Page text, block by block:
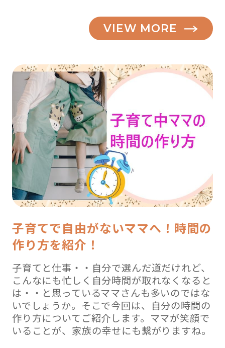
VIEW MORE
子育てで自由がないママへ！時間の
作り方を紹介！
子育てと仕事・・自分で選んだ道だけれど、
こんなにも忙しく自分時間が取れなくなると
は・・と思っているママさんも多いのではな
いでしょうか。そこで今回は、自分の時間の
作り方についてご紹介します。ママが笑顔で
いることが、家族の幸せにも繋がりますね。